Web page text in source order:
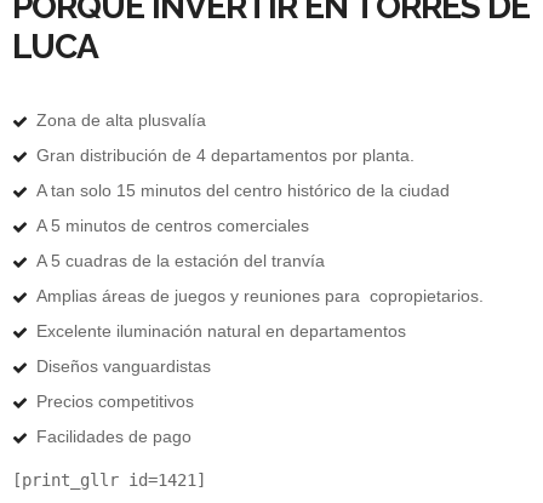
LUCA
Zona de alta plusvalía
Gran distribución de 4 departamentos por planta.
A tan solo 15 minutos del centro histórico de la ciudad
A 5 minutos de centros comerciales
A 5 cuadras de la estación del tranvía
Amplias áreas de juegos y reuniones para copropietarios.
Excelente iluminación natural en departamentos
Diseños vanguardistas
Precios competitivos
Facilidades de pago
[print_gllr id=1421]